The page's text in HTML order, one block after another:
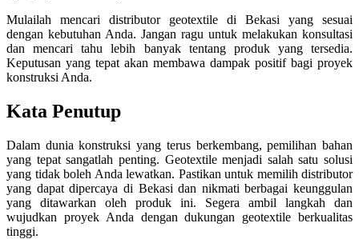
Mulailah mencari distributor geotextile di Bekasi yang sesuai
dengan kebutuhan Anda. Jangan ragu untuk melakukan konsultasi
dan mencari tahu lebih banyak tentang produk yang tersedia.
Keputusan yang tepat akan membawa dampak positif bagi proyek
konstruksi Anda.
Kata Penutup
Dalam dunia konstruksi yang terus berkembang, pemilihan bahan
yang tepat sangatlah penting. Geotextile menjadi salah satu solusi
yang tidak boleh Anda lewatkan. Pastikan untuk memilih distributor
yang dapat dipercaya di Bekasi dan nikmati berbagai keunggulan
yang ditawarkan oleh produk ini. Segera ambil langkah dan
wujudkan proyek Anda dengan dukungan geotextile berkualitas
tinggi.